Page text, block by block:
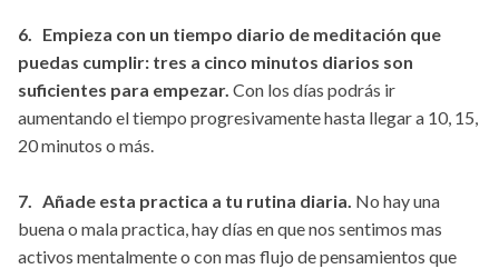
6. Empieza con un tiempo diario de meditación que
puedas cumplir: tres a cinco minutos diarios son
suficientes para empezar. Con los días podrás ir
aumentando el tiempo progresivamente hasta llegar a 10, 15,
20 minutos o más.
7. Añade esta practica a tu rutina diaria. No hay una
buena o mala practica, hay días en que nos sentimos mas
activos mentalmente o con mas flujo de pensamientos que